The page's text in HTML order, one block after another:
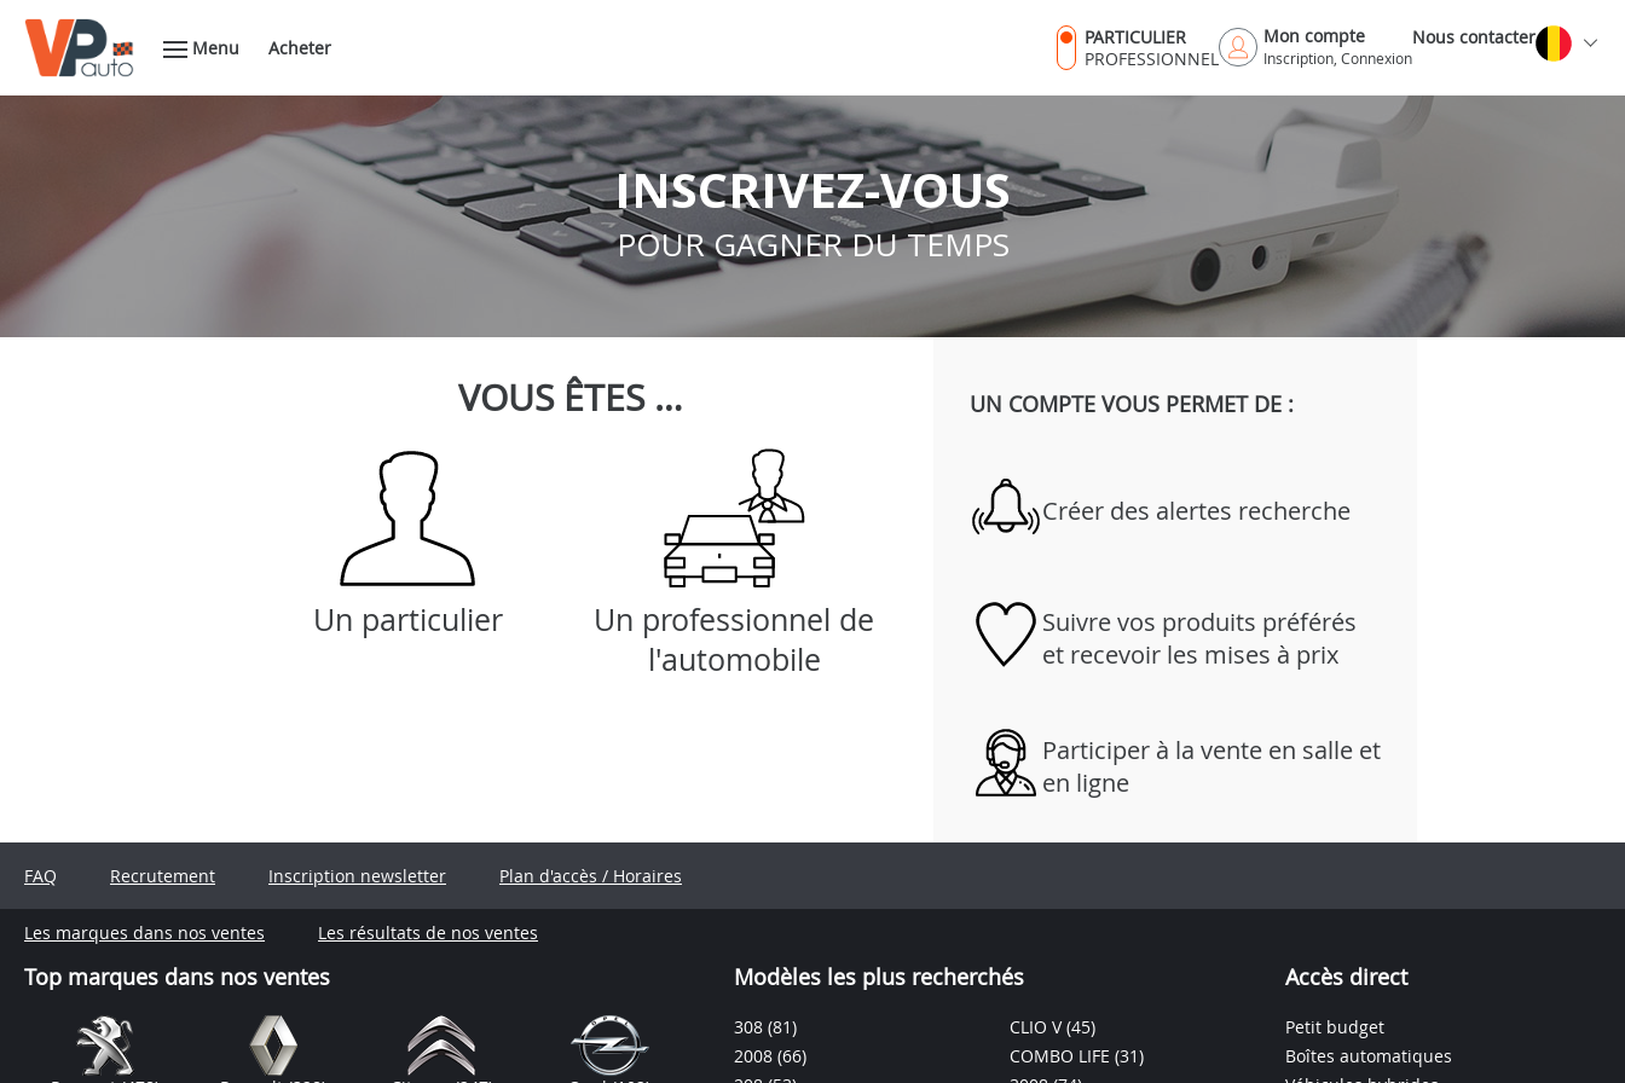
Menu Acheter
PARTICULIER
PROFESSIONNEL
Mon compte
Inscription, Connexion
Nous contacter
INSCRIVEZ-VOUS
POUR GAGNER DU TEMPS
VOUS ÊTES …
Un particulier
Un professionnel de
l'automobile
UN COMPTE VOUS PERMET DE :
Créer des alertes recherche
Suivre vos produits préférés
et recevoir les mises à prix
Participer à la vente en salle et
en ligne
FAQ Recrutement Inscription newsletter Plan d'accès / Horaires
Les marques dans nos ventes Les résultats de nos ventes
Top marques dans nos ventes Modèles les plus recherchés
308 (81)
2008 (66)
CLIO V(45)
COMBO LIFE (31)
Accès direct
Petit budget
Boîtes automatiques